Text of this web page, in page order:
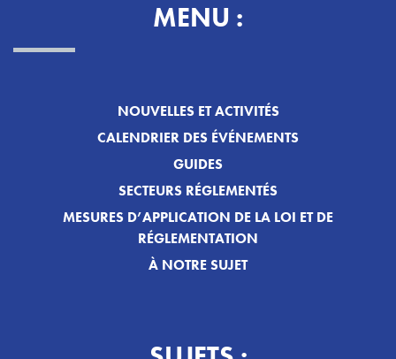
MENU :
NOUVELLES ET ACTIVITÉS
CALENDRIER DES ÉVÉNEMENTS
GUIDES
SECTEURS RÉGLEMENTÉS
MESURES D’APPLICATION DE LA LOI ET DE
RÉGLEMENTATION
À NOTRE SUJET